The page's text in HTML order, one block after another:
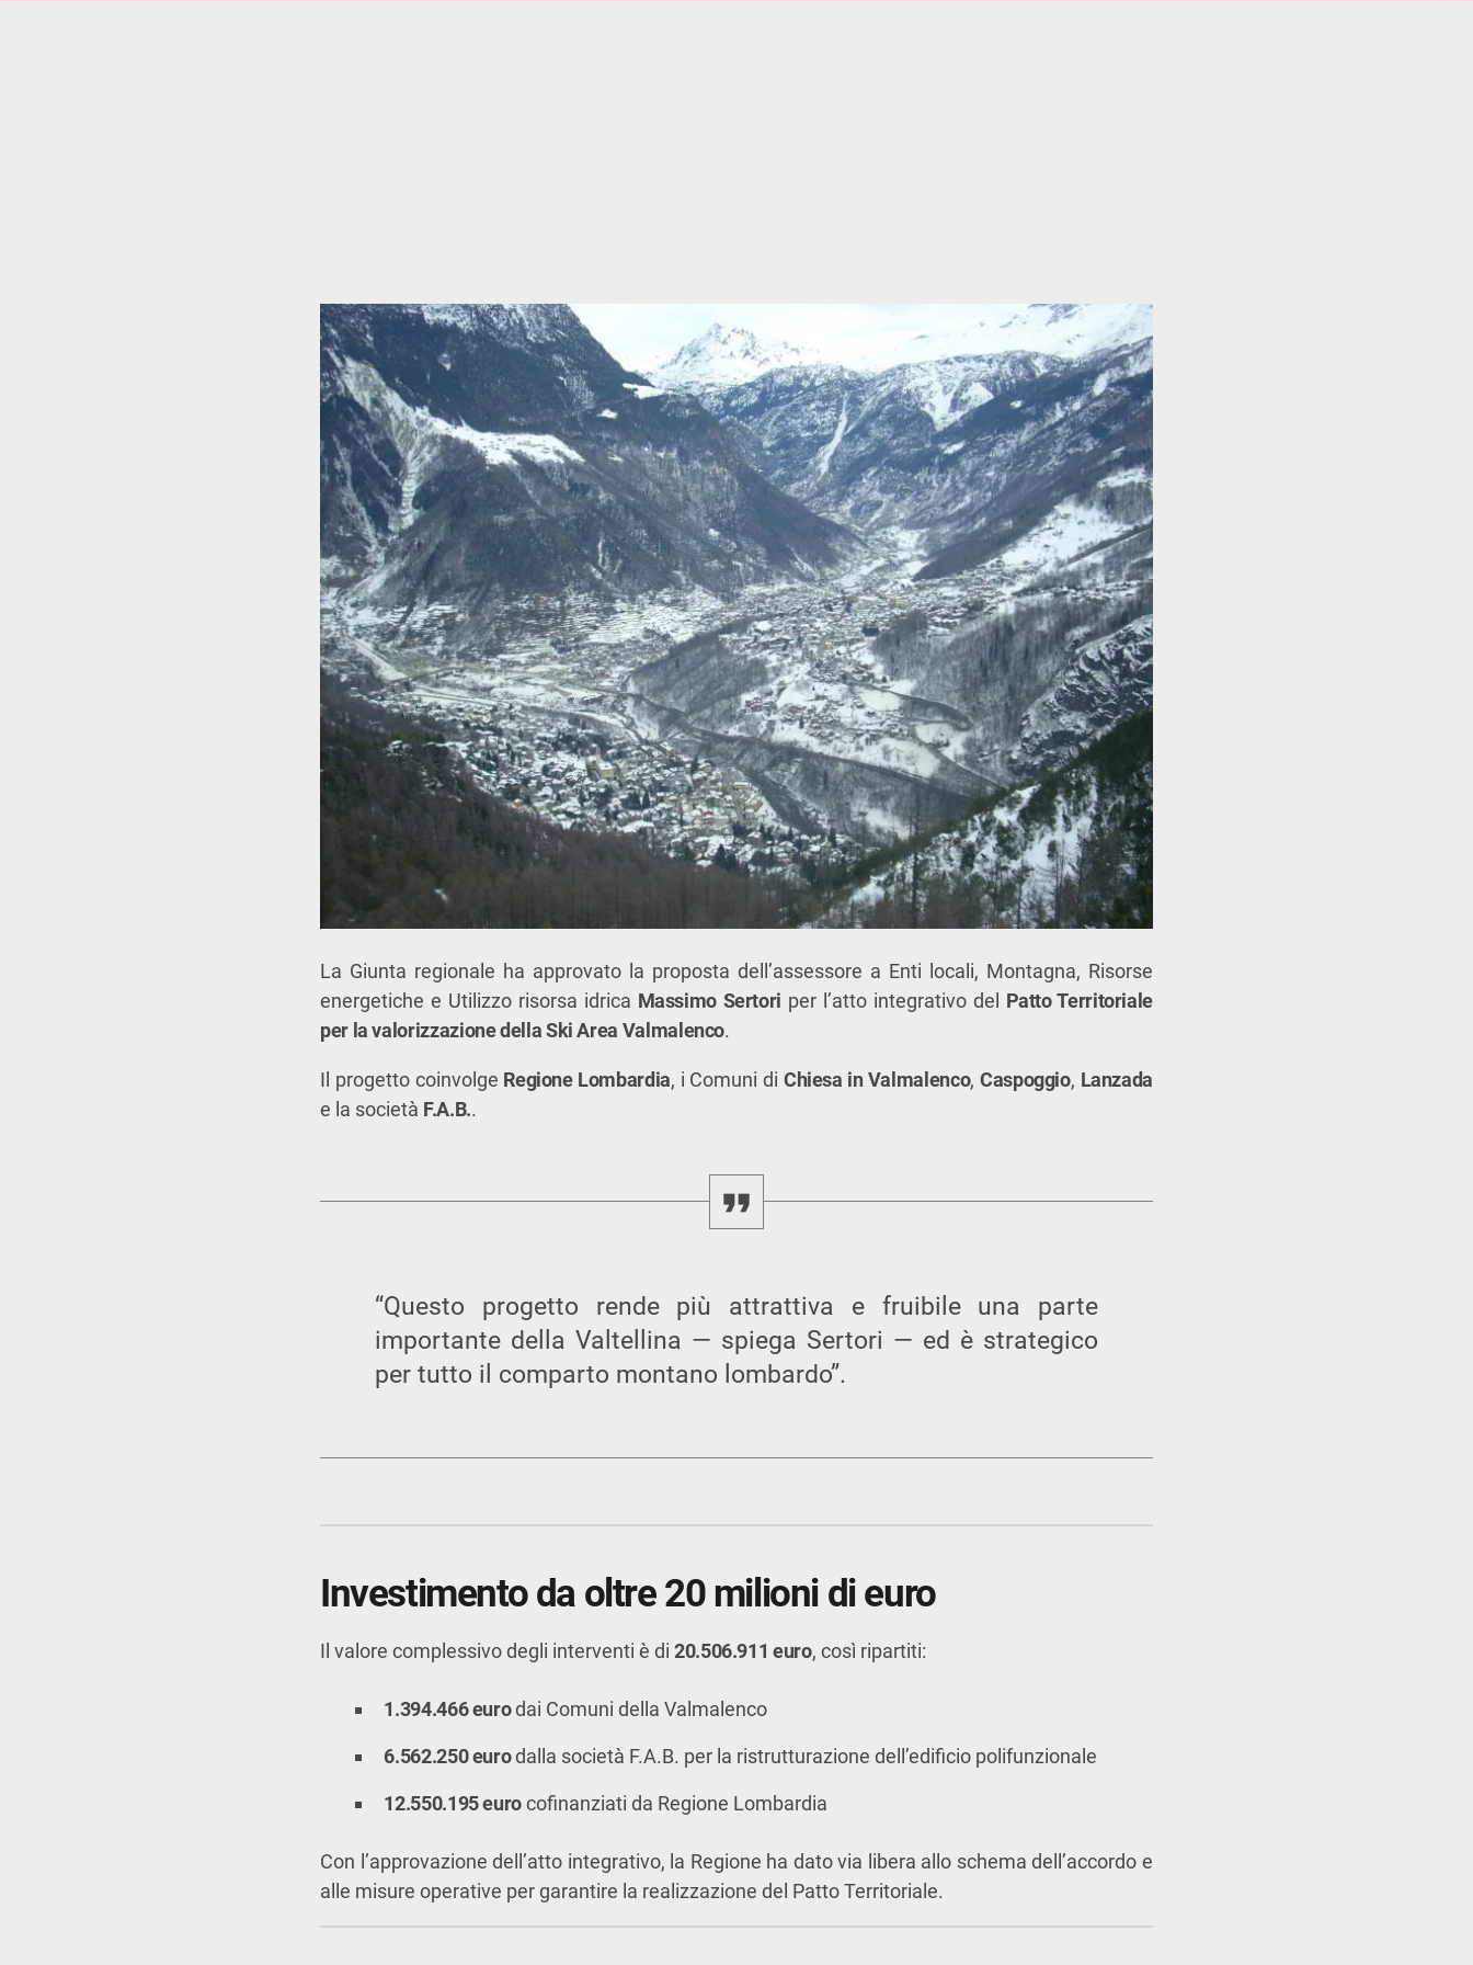
La Giunta regionale ha approvato la proposta dell’assessore a Enti locali, Montagna, Risorse
energetiche e Utilizzo risorsa idrica Massimo Sertori per l’atto integrativo del Patto Territoriale
per la valorizzazione della Ski Area Valmalenco.
Il progetto coinvolge Regione Lombardia, i Comuni di Chiesa in Valmalenco, Caspoggio, Lanzada
e la società F.A.B..
“Questo progetto rende più attrattiva e fruibile una parte
importante della Valtellina — spiega Sertori — ed è strategico
per tutto il comparto montano lombardo”.
Investimento da oltre 20 milioni di euro
Il valore complessivo degli interventi è di 20.506.911 euro, così ripartiti:
1.394.466 eurodai Comuni della Valmalenco
6.562.250 eurodalla società F.A.B. per la ristrutturazione dell’edificio polifunzionale
12.550.195 eurocofinanziati da Regione Lombardia
Con l’approvazione dell’atto integrativo, la Regione ha dato via libera allo schema dell’accordo e
alle misure operative per garantire la realizzazione del Patto Territoriale.